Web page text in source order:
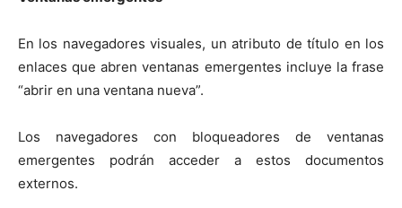
En los navegadores visuales, un atributo de título en los
enlaces que abren ventanas emergentes incluye la frase
“abrir en una ventana nueva”.
Los navegadores con bloqueadores de ventanas
emergentes podrán acceder a estos documentos
externos.